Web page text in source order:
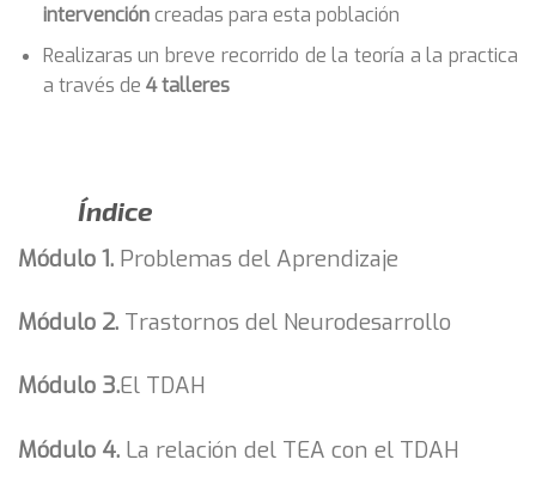
intervencióncreadas para esta población
Realizaras un breve recorrido de la teoría a la practica
a través de 4 talleres
Índice
Módulo 1. Problemas del Aprendizaje
Módulo 2. Trastornos del Neurodesarrollo
Módulo 3.El TDAH
Módulo 4. La relación del TEA con el TDAH